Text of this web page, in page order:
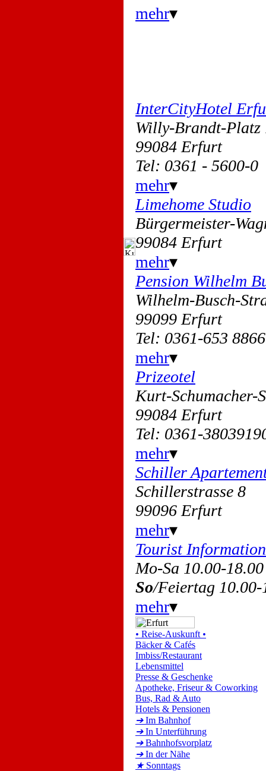
mehr▾
InterCityHotel
Willy-Brandt-
99084 Erfurt
Tel: 0361 - 5600-0
mehr▾
Limehome Studio
Bürgermeister-
99084 Erfurt
mehr▾
Pension Wilhelm
Wilhelm-Busch-
99099 Erfurt
Tel: 0361-653 8866
mehr▾
Prizeotel
Kurt-
99084 Erfurt
Tel: 0361-
mehr▾
Schiller
Schillerstrasse 8
99096 Erfurt
mehr▾
Tourist
Mo-Sa 10.00-
So/Feiertag
mehr▾
• Reise-Auskunft •
Bäcker & Cafés
Imbiss/Restaurant
Lebensmittel
Presse & Geschenke
Apotheke, Friseur & Coworking
Bus, Rad & Auto
Hotels & Pensionen
➔Im Bahnhof
➔In Unterführung
➔Bahnhofsvorplatz
➔In der Nähe
★ Sonntags